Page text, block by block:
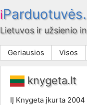
i
Lietuvos ir užsienio
Geriausios Visos
knygeta.lt
IĮ Knygeta įkurta